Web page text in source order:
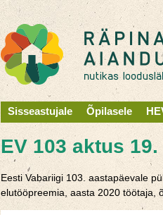
Sisseastujale Õpilasele
EV 103 aktus
Eesti Vabariigi 103. aastapäevale
elutööpreemia, aasta 2020 töötaja,